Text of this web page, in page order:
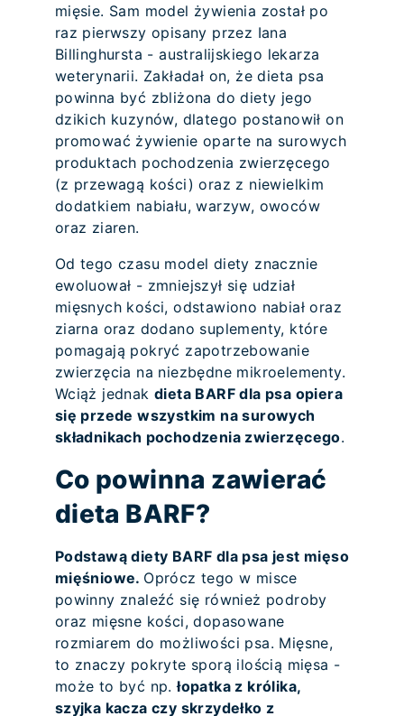
mięsie. Sam model żywienia został po
raz pierwszy opisany przez Iana
Billinghursta - australijskiego lekarza
weterynarii. Zakładał on, że dieta psa
powinna być zbliżona do diety jego
dzikich kuzynów, dlatego postanowił on
promować żywienie oparte na surowych
produktach pochodzenia zwierzęcego
(z przewagą kości) oraz z niewielkim
dodatkiem nabiału, warzyw, owoców
oraz ziaren.
Od tego czasu model diety znacznie
ewoluował - zmniejszył się udział
mięsnych kości, odstawiono nabiał oraz
ziarna oraz dodano suplementy, które
pomagają pokryć zapotrzebowanie
zwierzęcia na niezbędne mikroelementy.
Wciąż jednak dieta BARF dla psa opiera
się przede wszystkim na surowych
składnikach pochodzenia zwierzęcego.
Co powinna zawierać
dieta BARF?
Podstawą diety BARF dla psa jest mięso
mięśniowe. Oprócz tego w misce
powinny znaleźć się również podroby
oraz mięsne kości, dopasowane
rozmiarem do możliwości psa. Mięsne,
to znaczy pokryte sporą ilością mięsa -
może to być np.łopatka z królika,
szyjka kacza czy skrzydełko z